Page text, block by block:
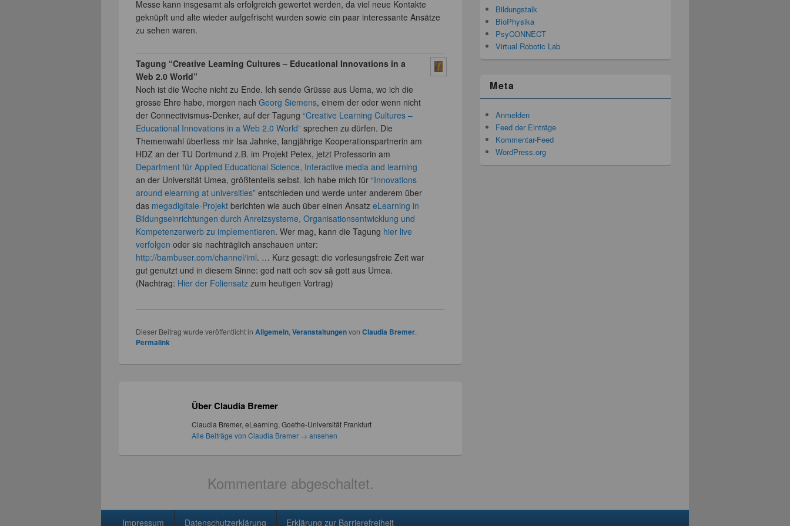
Messe kann insgesamt als erfolgreich gewertet werden, da viel neue Kontakte
geknüpft und alte wieder aufgefrischt wurden sowie ein paar interessante Ansätze
zu sehen waren.
Tagung “Creative Learning Cultures – Educational Innovations in a
Web 2.0 World”
Noch ist die Woche nicht zu Ende. Ich sende Grüsse aus Uema, wo ich die
grosse Ehre habe, morgen nachGeorg Siemens, einem der oder wenn nicht
der Connectivismus-Denker, auf der Tagung“Creative Learning Cultures –
Educational Innovations in a Web 2.0 World” sprechen zu dürfen. Die
Themenwahl überliess mir Isa Jahnke, langjährige Kooperationspartnerin am
HDZ an der TU Dortmund z.B. im Projekt Petex, jetzt Professorin am
Department für Applied Educational Science, Interactive media and learning
an der Universität Umea, größtenteils selbst. Ich habe mich für“Innovations
around elearning at universities” entschieden und werde unter anderem über
das megadigitale-Projekt berichten wie auch über einen AnsatzeLearning in
Bildungseinrichtungen durch Anreizsysteme, Organisationsentwicklung und
Kompetenzerwerb zu implementieren. Wer mag, kann die Tagung hier live
verfolgen oder sie nachträglich anschauen unter:
http://bambuser.com/channel/iml. … Kurz gesagt: die vorlesungsfreie Zeit war
gut genutzt und in diesem Sinne: god natt och sov så gott aus Umea.
(Nachtrag: Hier der Foliensatz zum heutigen Vortrag)
Dieser Beitrag wurde veröffentlicht inAllgemein ,VeranstaltungenvonClaudia Bremer
Permalink
Über Claudia Bremer
Claudia Bremer, eLearning, Goethe-Universität Frankfurt
Alle Beiträge von Claudia Bremer → ansehen
Kommentare abgeschaltet.
Bildungstalk
BioPhysika
PsyCONNECT
Virtual Robotic Lab
Meta
Anmelden
Feed der Einträge
Kommentar-Feed
WordPress.org
Impressum Datenschutzerklärung Erklärung zur Barrierefreiheit